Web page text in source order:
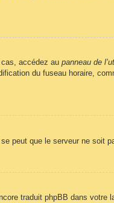
cas, accédez au panneau de
du fuseau horaire,
peut que le serveur ne soit
traduit phpBB dans